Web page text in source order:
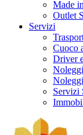
Made
Outlet
Servizi
Cuoco
Driver
Servizi